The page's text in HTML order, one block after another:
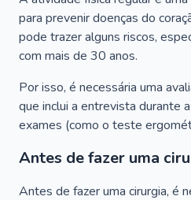
para prevenir doenças do
pode trazer alguns riscos,
com mais de 30 anos.
Por isso, é necessária uma
que inclui a entrevista durante
exames (como o teste
Antes de fazer uma
Antes de fazer uma cirurgia, é